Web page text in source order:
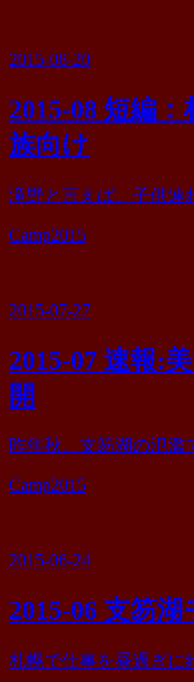
リ
2015-08-20
2015-08 短編
族向け
滝野と言えば、子供連
カ
リ
Camp2015
2015-07-27
2015-07 速報:
開
昨年秋、支笏湖の氾濫
カ
リ
Camp2015
2015-06-24
2015-06 支笏
札幌で仕事を昼過ぎに